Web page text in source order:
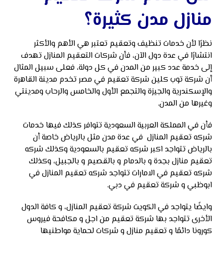
منازل مدن كثيرة؟
نظرًا لأن خدمات تنظيف وتعقيم تعتبر هي الأهم والأكثر
انتشارًا في عدة دول الآن، فأن شركات التعقيم المنازل تهدف
إلى خدمة عدد كبير من المدن في كل دولة، فعلى سبيل المثال
أن شركة توب كلين شركة تعقيم في مصر تخدم مدينة القاهرة
والإسكندرية والجيزة والتجمع الأول والخامس والرحاب ومدينتي
وغيرها من المدن.
فأن في المملكة العربية السعودية تتوافر كذلك فيها خدمات
شركه تعقيم المنازل في عدة مدن مثل بالرياض خاصة أن
بالرياض تتواجد اكبر شركه تعقيم بالسعودية وكذلك شركه
تعقيم منازل بجدة و بالدمام و بالقصيم و بالجبيل، وكذلك
شركه تعقيم في الامارات تتواجد شركه تعقيم المنازل في
ابوظبي و شركة تعقيم في دبي.
وايضًا يتواجد في الكويت شركة تعقيم المنازل، و كافة الدول
الأخرى تتواجد بها شركة تعقيم من اجل و مكافحة فيروس
كورونا دائمًا و تعقيم منازل و شركات لحماية مواطنيها